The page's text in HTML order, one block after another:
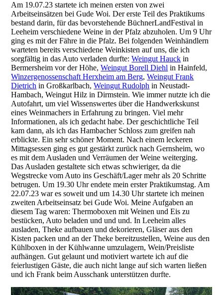
Am 19.07.23 startete ich meinen ersten von zwei
Arbeitseinsätzen bei Gude Woi. Der erste Teil des Praktikums
bestand darin, für das bevorstehende BüchnerLandFestival in
Leeheim verschiedene Weine in der Pfalz abzuholen. Um 9 Uhr
ging es mit der Fähre in die Pfalz. Bei folgenden Weinhändlern
warteten bereits verschiedene Weinkisten auf uns, die ich
sorgfältig in das Auto verladen durfte:Weingut Hauck in
Bermersheim vor der Höhe,Weingut Borell Diehl in Hainfeld,
Winzergenossenschaft Herxheim am Berg,Weingut Frank
Dietrich in Großkarlbach,Weingut Rudolph in Neustadt-
Hambach, Weingut Hilz in Dirmstein. Wie immer nutzte ich die
Autofahrt, um viel Wissenswertes über die Handwerkskunst
eines Weinmachers in Erfahrung zu bringen. Viel mehr
Informationen, als ich gedacht habe. Der geschichtliche Teil
kam dann, als ich das Hambacher Schloss zum greifen nah
erblickte. Ein sehr schöner Moment. Nach einem leckeren
Mittagsessen ging es gut gestärkt zurück nach Gernsheim, wo
es mit dem Ausladen und Verräumen der Weine weiterging.
Das Ausladen gestaltete sich etwas schwieriger, da die
Wegstrecke vom Auto ins Geschäft/Lager mehr als 20 Schritte
betrugen. Um 19.30 Uhr endete mein erster Praktikumstag. Am
22.07.23 war es soweit und um 14.30 Uhr startete ich meinen
zweiten Arbeitseinsatz bei Gude Woi. Meine Aufgaben an
diesem Tag waren: Thermoboxen mit Weinen und Eis zu
bestücken, Auto beladen und und und. In Leeheim alles
ausladen, Theke aufbauen und dekorieren, Gläser aus den
Kisten packen und an der Theke bereitzustellen, Weine aus den
Kühlboxen in der Kühlwanne umzulagern, Wein/Preisliste
aufhängen. Gut gelaunt und motiviert wartete ich auf die
feierlustigen Gäste, die auch nicht lange auf sich warten ließen
und ich Frank beim Ausschank unterstützen durfte.